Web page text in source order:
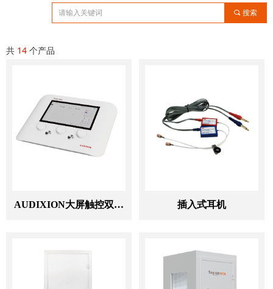
共 14 个产品
AUDIXION大屏触控双通
插入式耳机
끠 搜索